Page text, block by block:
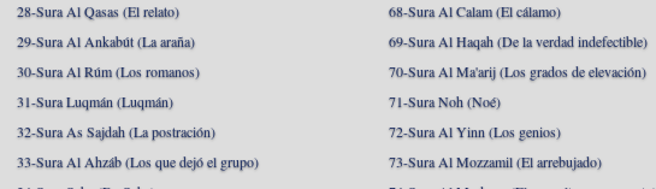
28-Sura Al Qasas (El relato)
29-Sura Al Ankabút (La araña)
30-Sura Al Rúm (Los romanos)
31-Sura Luqmán (Luqmán)
32-Sura As Sajdah (La postración)
33-Sura Al Ahzáb (Los que dejó el grupo)
68-Sura Al Calam (El cálamo)
69-Sura Al Haqah (De la verdad indefectible)
70-Sura Al Ma'arij (Los grados de elevación)
71-Sura Noh (Noé)
72-Sura Al Yinn (Los genios)
73-Sura Al Mozzamil (El arrebujado)